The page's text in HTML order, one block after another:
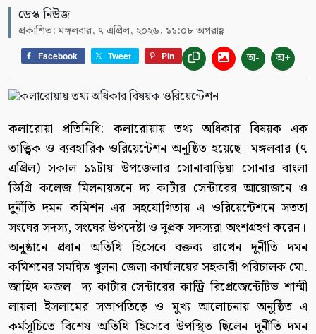
ডেস্ক নিউজ
প্রকাশিত: মঙ্গলবার, ৭ এপ্রিল, ২০২৬, ১১:০৮ অপরাহ্ণ
Facebook Tweet Pin অ- অ+
কলারোয়া প্রতিনিধি: কলারোয়ায় তথ্য অধিকার বিষয়ক এক
তাত্ত্বিক ও ব্যবহারিক ওরিয়েন্টেশন অনুষ্ঠিত হয়েছে। মঙ্গলবার (৭
এপ্রিল) সকাল ১১টায় উপজেলার সোনাবাড়িয়া সোনার বাংলা
ডিগ্রি কলেজ মিলনায়তনে দ্য কার্টার সেন্টারের আয়োজনে ও
দুর্নীতি দমন কমিশন এর সহযোগিতায় এ ওরিয়েন্টেশনে সততা
সংঘের সদস্য, সংঘের উপদেষ্টা ও দুপ্রক সদস্যরা অংশগ্রহণ করেন।
অনুষ্ঠানে প্রধান অতিথি হিসেবে বক্তব্য রাখেন দুর্নীতি দমন
কমিশনের সমন্বিত খুলনা জেলা কার্যালয়ের সহকারী পরিচালক মো.
জাহিদ ফজল। দ্য কার্টার সেন্টারের কান্ট্রি রিপ্রেজেন্টেটিভ শাম্মী
লায়লা ইসলামের সভাপতিত্বে ও মুখ্য আলোচনায় অনুষ্ঠিত এ
কর্মসূচিতে বিশেষ অতিথি হিসেবে উপস্থিত ছিলেন দুর্নীতি দমন